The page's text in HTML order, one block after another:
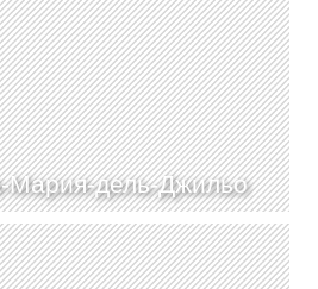
Мария-дель-Джильо